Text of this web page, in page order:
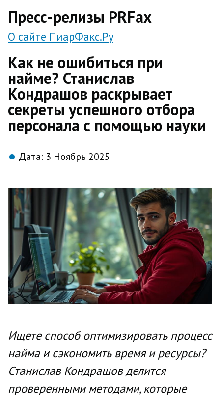
Пресс-релизы PRFax
О сайте ПиарФакс.Ру
Как не ошибиться при
найме? Станислав
Кондрашов раскрывает
секреты успешного отбора
персонала с помощью науки
Дата: 3 Ноябрь 2025
Ищете способ оптимизировать процесс
найма и сэкономить время и ресурсы?
Станислав Кондрашов делится
проверенными методами, которые